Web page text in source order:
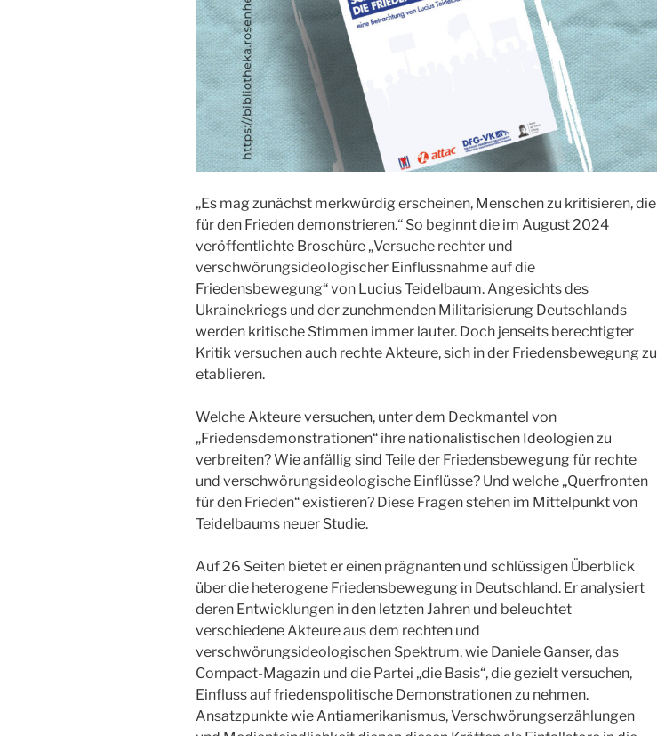
„Es mag zunächst merkwürdig erscheinen, Menschen zu kritisieren, die
für den Frieden demonstrieren.“ So beginnt die im August 2024
veröffentlichte Broschüre „Versuche rechter und
verschwörungsideologischer Einflussnahme auf die
Friedensbewegung“ von Lucius Teidelbaum. Angesichts des
Ukrainekriegs und der zunehmenden Militarisierung Deutschlands
werden kritische Stimmen immer lauter. Doch jenseits berechtigter
Kritik versuchen auch rechte Akteure, sich in der Friedensbewegung zu
etablieren.
Welche Akteure versuchen, unter dem Deckmantel von
„Friedensdemonstrationen“ ihre nationalistischen Ideologien zu
verbreiten? Wie anfällig sind Teile der Friedensbewegung für rechte
und verschwörungsideologische Einflüsse? Und welche „Querfronten
für den Frieden“ existieren? Diese Fragen stehen im Mittelpunkt von
Teidelbaums neuer Studie.
Auf 26 Seiten bietet er einen prägnanten und schlüssigen Überblick
über die heterogene Friedensbewegung in Deutschland. Er analysiert
deren Entwicklungen in den letzten Jahren und beleuchtet
verschiedene Akteure aus dem rechten und
verschwörungsideologischen Spektrum, wie Daniele Ganser, das
Compact-Magazin und die Partei „die Basis“, die gezielt versuchen,
Einfluss auf friedenspolitische Demonstrationen zu nehmen.
Ansatzpunkte wie Antiamerikanismus, Verschwörungserzählungen